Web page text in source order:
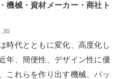
機械・資材メーカー・商社ト
時代とともに変化、高度化し
年、簡便性、デザイン性に優
これらを作り出す機械、パッ